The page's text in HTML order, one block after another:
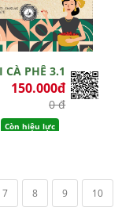
CÀ PHÊ 3.1
150.000đ
0 đ
Còn hiệu lực
7 8 9 10